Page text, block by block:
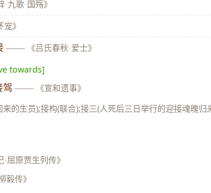
·九歌·国殇》
宠》
—— 《吕氏春秋·爱士》
towards]
驾 —— 《宣和遗事》
的生员);接构(联合);接三(人死后三日举行的迎接魂魄
·屈原贾生列传》
毅传》